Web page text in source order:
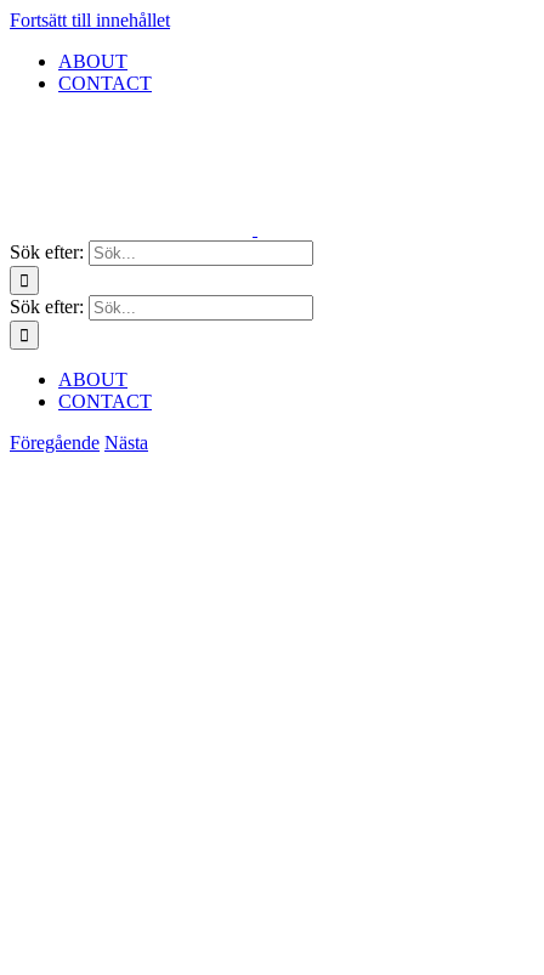
Fortsätt till innehållet
ABOUT
CONTACT
Sök efter:
Sök efter:
ABOUT
CONTACT
Föregående Nästa